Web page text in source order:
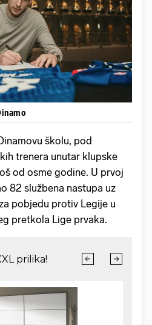
školu, pod
trenera unutar klupske
od osme godine. U prvoj
82 službena nastupa uz
pobjedu protiv Legije u
pretkola Lige prvaka.